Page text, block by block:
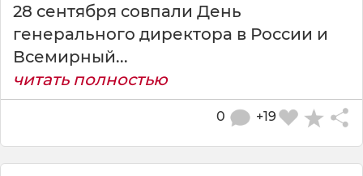
28 сентября совпали День
генерального директора в России и
Всемирный...
читать полностью
+19
0